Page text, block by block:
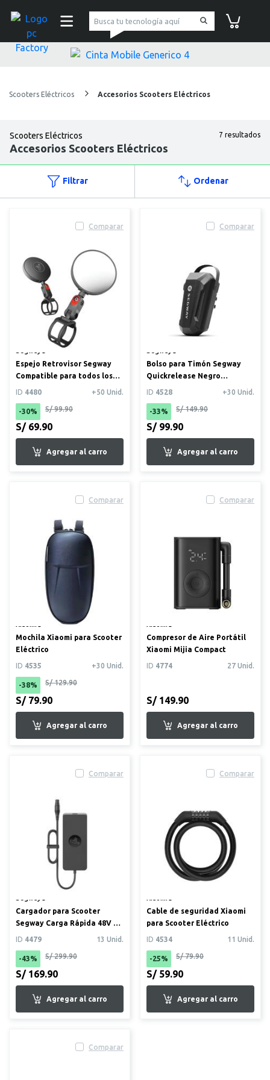
pc Factory
Scooters Eléctricos Accesorios Scooters Eléctricos
Scooters Eléctricos
Accesorios Scooters Eléctricos
7 resultados
Filtrar Ordenar
Comparar
Espejo Retrovisor Segway
Compatible para todos los
modelos
ID 4480 +50 Unid.
-30% S/ 99.90
S/ 69.90
Comparar
Bolso para Timón Segway
Quickrelease Negro
compatible para todos los
ID 4528 +30 Unid.
-33% S/ 149.90
S/ 99.90
Comparar
Mochila Xiaomi para Scooter
Eléctrico
ID 4535 +30 Unid.
-38% S/ 129.90
S/ 79.90
Comparar
Compresor de Aire Portátil
Xiaomi Mijia Compact
ID 4774 27 Unid.
S/ 149.90
Comparar
Cargador para Scooter
Segway Carga Rápida 48V F3
PRO/Max G3/ZT3 PR
ID 4479 13 Unid.
-43% S/ 299.90
S/ 169.90
Comparar
Cable de seguridad Xiaomi
para Scooter Eléctrico
ID 4534 11 Unid.
-25% S/ 79.90
S/ 59.90
Comparar